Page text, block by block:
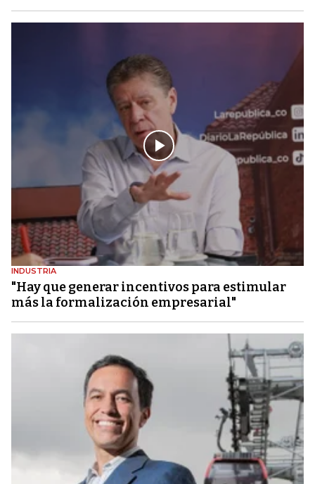
INDUSTRIA
"Hay que generar incentivos para estimular
más la formalización empresarial"